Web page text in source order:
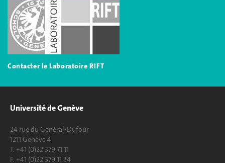
Contacter le Laboratoire RIFT
Université de Genève
24 rue du Général-Dufour
1211 Genève 4
T. +41 (0)22 379 71 11
F. +41 (0)22 379 11 34